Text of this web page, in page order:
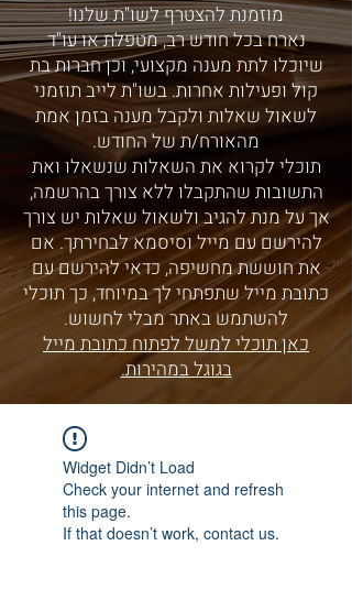
מוזמנת להצטרף לשו"ת שלנו!
נארח בכל חודש רב, מטפלת או עו"ד
שיוכלו לתת מענה מקצועי, וכן חברות בת
קול ופעילות אחרות. בשו"ת לייב תוזמני
לשאול שאלות ולקבל מענה בזמן אמת
מהאורח/ת של החודש.
תוכלי לקרוא את השאלות שנשאלו ואת
התשובות שהתקבלו ללא צורך בהרשמה,
אך על מנת להגיב ולשאול שאלות יש צורך
להירשם עם מייל וסיסמא לבחירתך. אם
את חוששת מחשיפה, כדאי להירשם עם
כתובת מייל שתפתחי לך במיוחד, כך תוכלי
להשתמש באתר מבלי לחשוש.
כאן תוכלי למשל לפתוח כתובת מייל
בגוגל במהירות.
Widget Didn’t Load
Check your internet and refresh
this page.
If that doesn’t work, contact us.